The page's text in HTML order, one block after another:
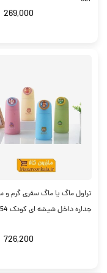
269,000
تراول ماگ یا ماگ سفری گرم و
جداره داخل شیشه ای کودک SOO-054
726,200